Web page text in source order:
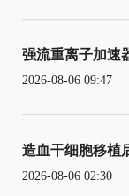
强流重离子加速
2026-08-06 09:47
造血干细胞移植
2026-08-06 02:30